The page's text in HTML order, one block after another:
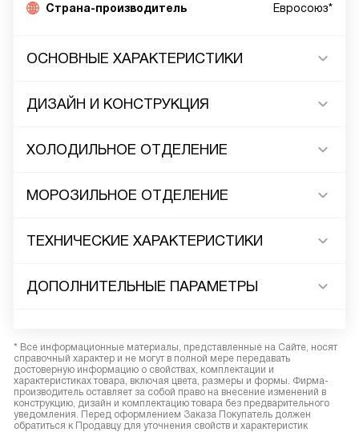
Страна-производитель Евросоюз*
ОСНОВНЫЕ ХАРАКТЕРИСТИКИ
ДИЗАЙН И КОНСТРУКЦИЯ
ХОЛОДИЛЬНОЕ ОТДЕЛЕНИЕ
МОРОЗИЛЬНОЕ ОТДЕЛЕНИЕ
ТЕХНИЧЕСКИЕ ХАРАКТЕРИСТИКИ
ДОПОЛНИТЕЛЬНЫЕ ПАРАМЕТРЫ
* Все информационные материалы, представленные на Сайте, носят
справочный характер и не могут в полной мере передавать
достоверную информацию о свойствах, комплектации и
характеристиках товара, включая цвета, размеры и формы. Фирма-
производитель оставляет за собой право на внесение изменений в
конструкцию, дизайн и комплектацию товара без предварительного
уведомления. Перед оформлением Заказа Покупатель должен
обратиться к Продавцу для уточнения свойств и характеристик